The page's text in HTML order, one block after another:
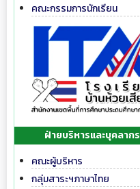
คณะกรรมการนักเรียน
ฝ่ายบริหารและบุคลากร
คณะผู้บริหาร
กลุ่มสาระฯภาษาไทย